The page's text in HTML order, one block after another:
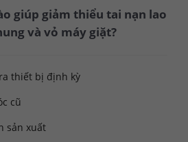
giúp giảm thiểu tai nạn lao
và vỏ máy giặt?
thiết bị định kỳ
cũ
sản xuất